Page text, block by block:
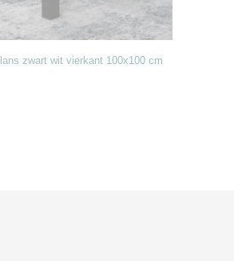
zwart wit vierkant 100x100 cm